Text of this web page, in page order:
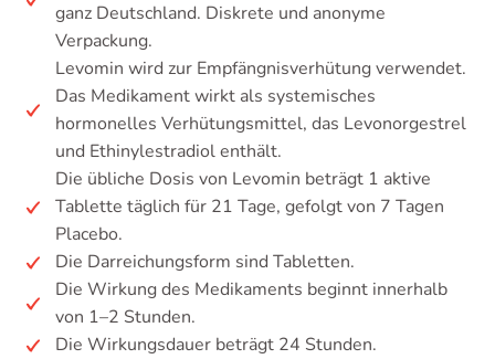
ganz Deutschland. Diskrete und anonyme
Verpackung.
Levomin wird zur Empfängnisverhütung verwendet.
Das Medikament wirkt als systemisches
hormonelles Verhütungsmittel, das Levonorgestrel
und Ethinylestradiol enthält.
Die übliche Dosis von Levomin beträgt 1 aktive
Tablette täglich für 21 Tage, gefolgt von 7 Tagen
Placebo.
Die Darreichungsform sind Tabletten.
Die Wirkung des Medikaments beginnt innerhalb
von 1–2 Stunden.
Die Wirkungsdauer beträgt 24 Stunden.